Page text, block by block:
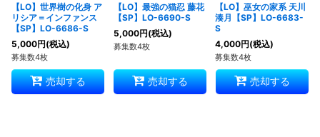
【LO】世界樹の化身 ア
リシア＝インファンス
【SP】LO-6686-S
5,000円(税込)
募集数4枚
売却する
【LO】最強の猫忍 藤花
【SP】LO-6690-S
5,000円(税込)
募集数4枚
売却する
【LO】巫女の家系 天川
湊月【SP】LO-6683-
S
4,000円(税込)
募集数4枚
売却する